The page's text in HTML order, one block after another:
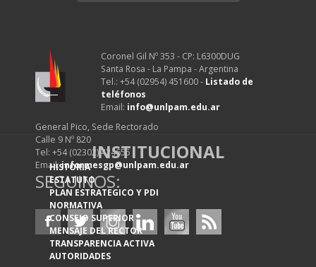
Coronel Gil Nº 353 - CP: L6300DUG
Santa Rosa - La Pampa - Argentina
Tel.: +54 (02954) 451600 - Listado de
teléfonos
Email: info@unlpam.edu.ar
General Pico, Sede Rectorado
Calle 9 Nº 820
Tel: +54 (02302) 424655
Email:informesgp@unlpam.edu.ar
SEGUINOS:
INSTITUCIONAL
HISTORIA
ESTATUTO
PLAN ESTRATEGICO Y PDI
NORMATIVA
CONSEJO SUPERIOR
MENSAJE DEL RECTOR
TRANSPARENCIA ACTIVA
AUTORIDADES